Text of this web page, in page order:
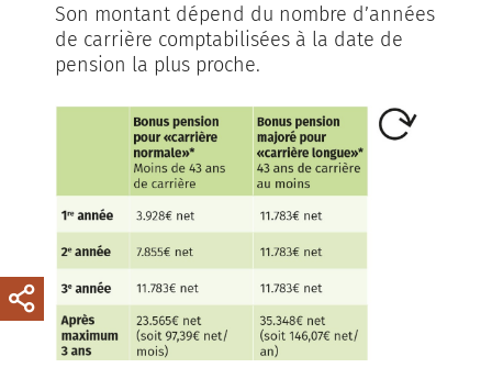
Son montant dépend du nombre d’années
de carrière comptabilisées à la date de
pension la plus proche.